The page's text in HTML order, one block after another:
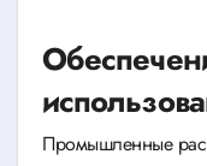
Промышленные